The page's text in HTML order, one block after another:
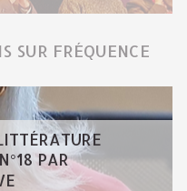
SUR FRÉQUENCE
PAR